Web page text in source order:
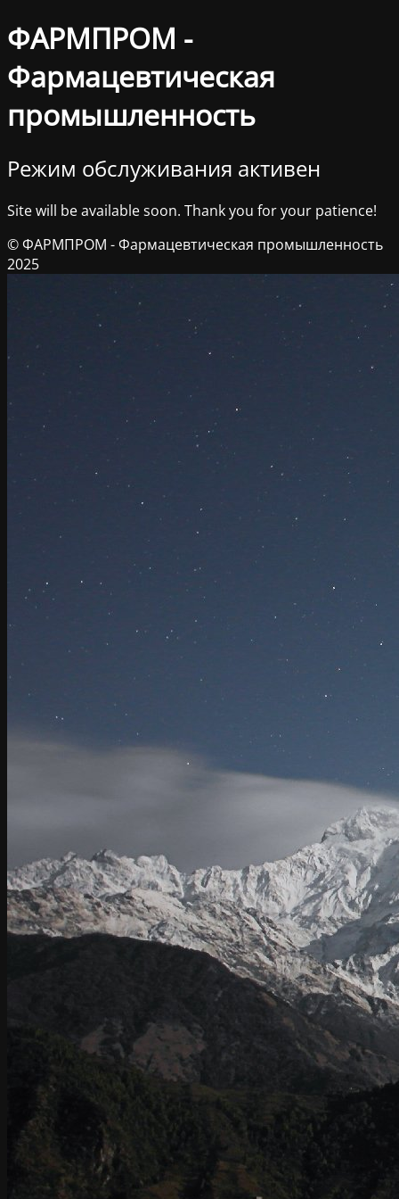
ФАРМПРОМ -
Фармацевтическая
промышленность
Режим обслуживания активен
Site will be available soon. Thank you for your patience!
© ФАРМПРОМ - Фармацевтическая промышленность
2025